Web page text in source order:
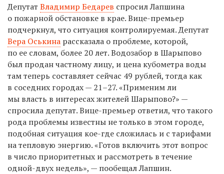
Депутат Владимир Бедарев спросил Лапшина
о пожарной обстановке в крае. Вице-премьер
подчеркнул, что ситуация контролируемая. Депутат
Вера Оськина рассказала о проблеме, которой,
по ее словам, более 20 лет. Водозабор в Шарыпово
был продан частному лицу, и цена кубометра воды
там теперь составляет сейчас 49 рублей, тогда как
в соседних городах — 21–27. «Применим ли
мы власть в интересах жителей Шарыпово?» —
спросила депутат. Вице-премьер ответил, что такого
рода проблемы известны не только в этом городе,
подобная ситуация кое-где сложилась и с тарифами
на тепловую энергию. «Готов включить этот вопрос
в число приоритетных и рассмотреть в течение
одной-двух недель», — пообещал Лапшин.